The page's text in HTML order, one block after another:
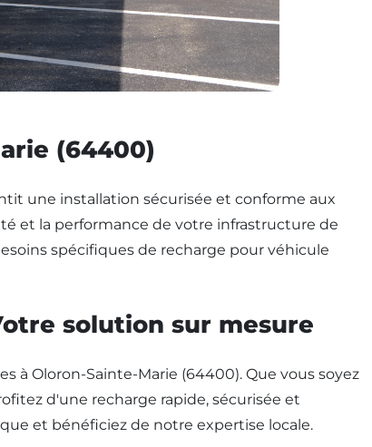
(64400)
une installation sécurisée et conforme aux
et la performance de votre infrastructure de
spécifiques de recharge pour véhicule
solution sur mesure
à Oloron-Sainte-Marie (64400). Que vous soyez
d'une recharge rapide, sécurisée et
et bénéficiez de notre expertise locale.